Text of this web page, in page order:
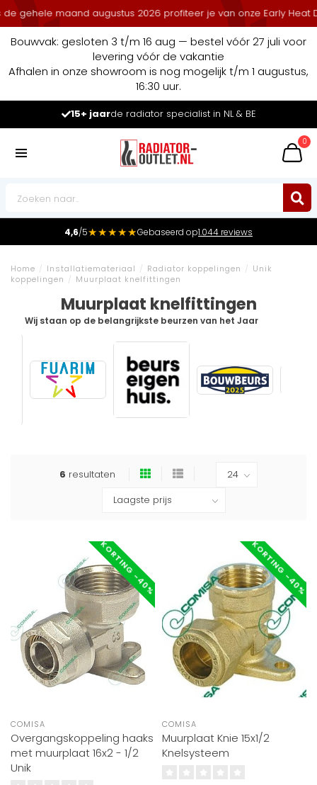
maand augustus 2026 profiteer je van onze Early Heat
Bouwvak: gesloten 3 t/m 16 aug — bestel vóór 27 juli voor
levering vóór de vakantie
Afhalen in onze showroom is nog mogelijk t/m 1 augustus,
16:30 uur.
15+ jaarde radiator specialist in NL & BE
0
4,6/5★★★★★Gebaseerd op1.044 reviews
Home / Installatiemateriaal / Radiator koppelingen / Unik
koppelingen / Muurplaat knelfittingen
Muurplaat knelfittingen
Wij staan op de belangrijkste beurzen van het Jaar
6 resultaten
KORTING -40%
COMISA
Overgangskoppeling haaks
met muurplaat 16x2 - 1/2
Unik
KORTING -40%
COMISA
Muurplaat Knie 15x1/2
Knelsysteem